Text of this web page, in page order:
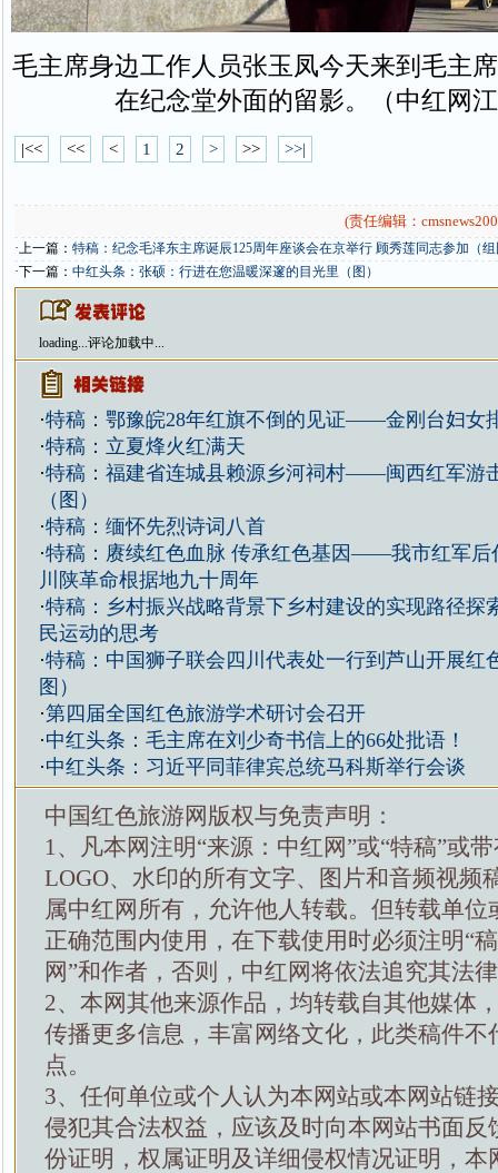
毛主席身边工作人员张玉凤今天来到毛主
在纪念堂外面的留影。（中红网
|<< << < 1 2 > >> >>|
(责任编辑：
·上一篇： 特稿：纪念毛泽东主席诞辰125周年座谈会在京举行 顾秀莲同志参加（
·下一篇： 中红头条：张硕：行进在您温暖深邃的目光里（图）
loading...评论加载中...
·特稿：鄂豫皖28年红旗不倒的见证——金刚台妇女
·特稿：立夏烽火红满天
·特稿：福建省连城县赖源乡河祠村——闽西红军游
（图）
·特稿：缅怀先烈诗词八首
·特稿：赓续红色血脉 传承红色基因——我市红军后
川陕革命根据地九十周年
·特稿：乡村振兴战略背景下乡村建设的实现路径
民运动的思考
·特稿：中国狮子联会四川代表处一行到芦山开展红
图）
·第四届全国红色旅游学术研讨会召开
·中红头条：毛主席在刘少奇书信上的66处批语！
·中红头条：习近平同菲律宾总统马科斯举行会谈
中国红色旅游网版权与免责声明：
1、凡本网注明“来源：中红网”或“特稿”或
LOGO、水印的所有文字、图片和音频视频
属中红网所有，允许他人转载。但转载单位
正确范围内使用，在下载使用时必须注明“
网”和作者，否则，中红网将依法追究其法
2、本网其他来源作品，均转载自其他媒体
传播更多信息，丰富网络文化，此类稿件不
点。
3、任何单位或个人认为本网站或本网站链
侵犯其合法权益，应该及时向本网站书面反
份证明，权属证明及详细侵权情况证明，本